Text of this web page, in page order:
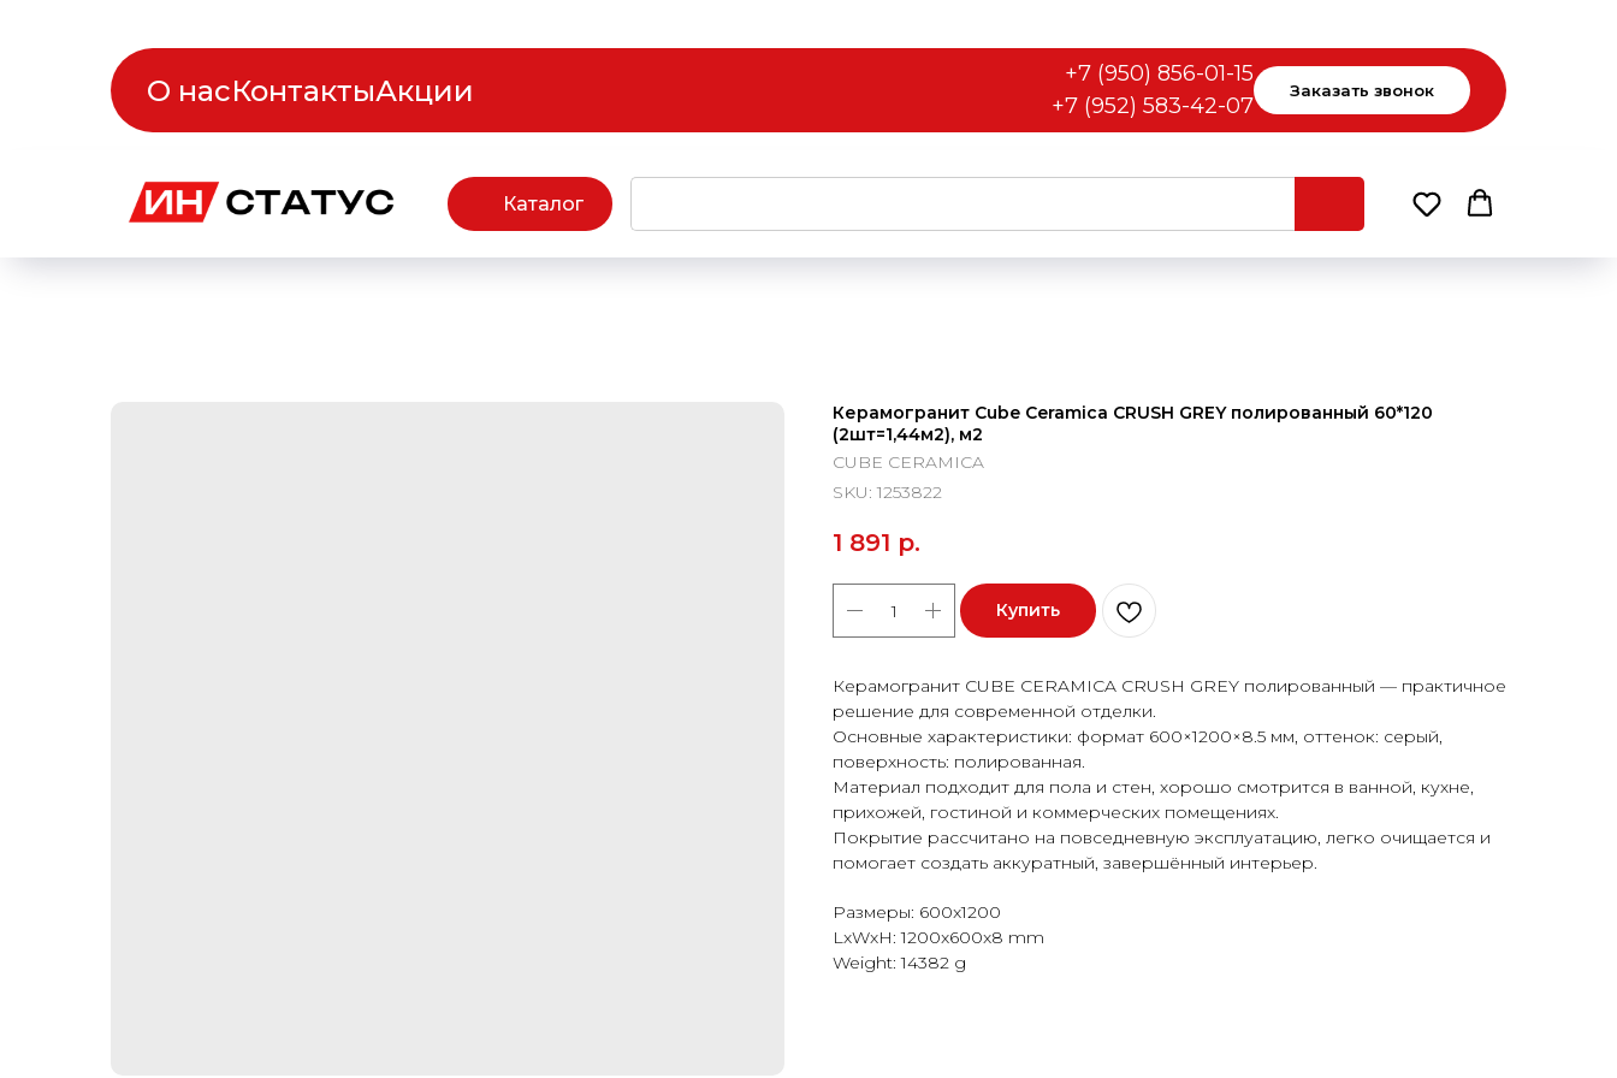
О насКонтактыАкции
+7 (950) 856-01-15
+7 (952) 583-42-07
Заказать звонок
Каталог
Керамогранит Cube Ceramica CRUSH GREY полированный 60*120
(2шт=1,44м2), м2
CUBE CERAMICA
SKU: 1253822
1 891 р.
Купить
Керамогранит CUBE CERAMICA CRUSH GREY полированный — практичное
решение для современной отделки.
Основные характеристики: формат 600×1200×8.5 мм, оттенок: серый,
поверхность: полированная.
Материал подходит для пола и стен, хорошо смотрится в ванной, кухне,
прихожей, гостиной и коммерческих помещениях.
Покрытие рассчитано на повседневную эксплуатацию, легко очищается и
помогает создать аккуратный, завершённый интерьер.
Размеры: 600x1200
LxWxH: 1200x600x8 mm
Weight: 14382 g